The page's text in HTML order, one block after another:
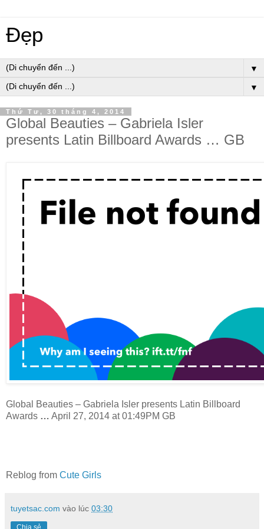
Đẹp
▼
▼
Thứ Tư, 30 tháng 4, 2014
Global Beauties – Gabriela Isler
presents Latin Billboard Awards … GB
Global Beauties – Gabriela Isler presents Latin Billboard
Awards … April 27, 2014 at 01:49PM GB
Reblog from Cute Girls
tuyetsac.com vào lúc 03:30
Chia sẻ